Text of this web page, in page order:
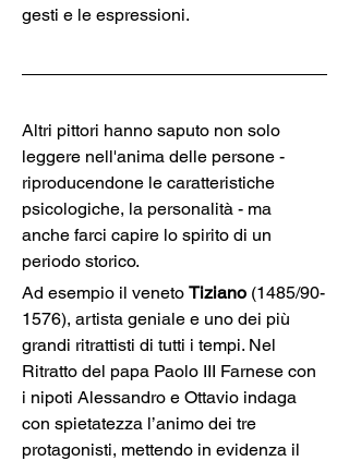
gesti e le espressioni.
Altri pittori hanno saputo non solo
leggere nell'anima delle persone -
riproducendone le caratteristiche
psicologiche, la personalità - ma
anche farci capire lo spirito di un
periodo storico.
Ad esempio il veneto Tiziano (1485/90-
1576), artista geniale e uno dei più
grandi ritrattisti di tutti i tempi. Nel
Ritratto del papa Paolo III Farnese con
i nipoti Alessandro e Ottavio indaga
con spietatezza l’animo dei tre
protagonisti, mettendo in evidenza il